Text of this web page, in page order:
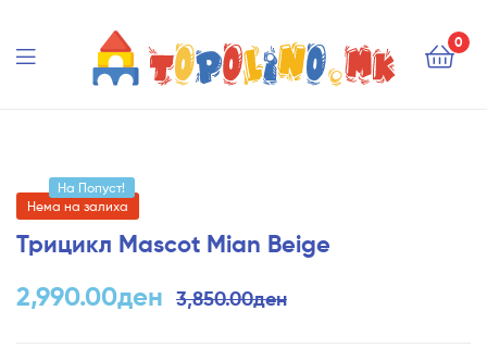
0
На Попуст!
Нема на залиха
Трицикл Mascot Mian Beige
3,850.00ден
2,990.00ден